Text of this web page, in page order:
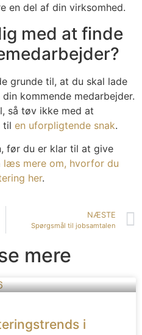
en del af din virksomhed.
med at finde
grunde til, at du skal lade
kommende medarbejder.
så tøv ikke med at
til en uforpligtende snak.
før du er klar til at give
læs mere om, hvorfor du
her.
NÆSTE
Spørgsmål til jobsamtalen
mere
i